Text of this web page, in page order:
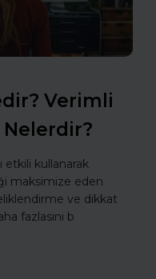
Verimli
Nelerdir?
etkili kullanarak
maksimize eden
ve dikkat
fazlasını b